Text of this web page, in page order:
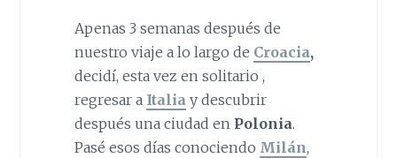
Apenas 3 semanas después de
nuestro viaje a lo largo de Croacia,
decidí, esta vez en solitario ,
regresar a Italia y descubrir
después una ciudad en Polonia.
Pasé esos días conociendo Milán,